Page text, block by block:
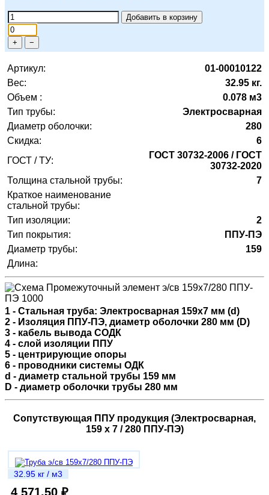
Добавить в корзину
+ −
Артикул:
01-00010122
Вес:
32.95 кг.
Объем :
0.078 м3
Тип трубы:
Электросварная
Диаметр оболочки:
280
Скидка:
6
ГОСТ / ТУ:
ГОСТ 30732-2006 / ГОСТ
30732-2020
Толщина стальной трубы:
7
Краткое наименование
стальной трубы:
Тип изоляции:
2
Тип покрытия:
ППУ-ПЭ
Диаметр трубы:
159
Длина:
1 - Стальная труба: Электросварная 159х7 мм (d)
2 - Изоляция ППУ-ПЭ, диаметр оболочки 280 мм (D)
3 - кабель вывода СОДК
4 - слой изоляции ППУ
5 - центрирующие опоры
6 - проводники системы ОДК
d - диаметр стальной трубы 159 мм
D - диаметр оболочки трубы 280 мм
Сопутствующая ППУ продукция (Электросварная,
159 х 7 / 280 ППУ-ПЭ)
32.95 кг / м3
4 571.50 ₽